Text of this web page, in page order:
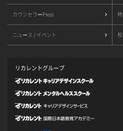
カウンセラーPress
ニュース / イベント
リカレントグループ